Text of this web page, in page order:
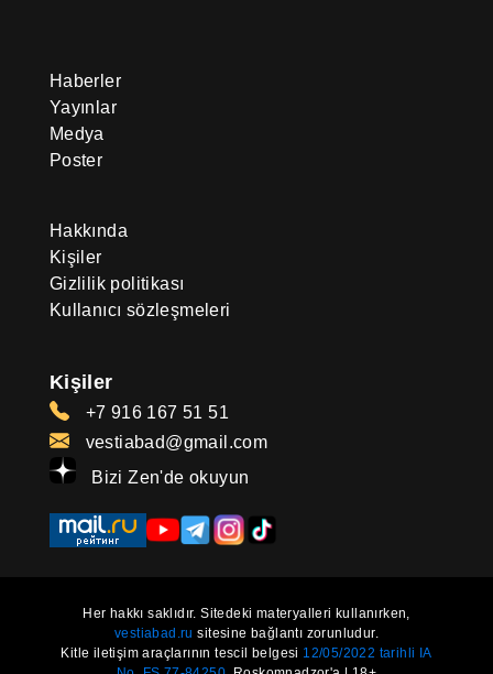
Haberler
Yayınlar
Medya
Poster
Hakkında
Kişiler
Gizlilik politikası
Kullanıcı sözleşmeleri
Kişiler
+7 916 167 51 51
vestiabad@gmail.com
Bizi Zen'de okuyun
Her hakkı saklıdır. Sitedeki materyalleri kullanırken,
vestiabad.ru sitesine bağlantı zorunludur.
Kitle iletişim araçlarının tescil belgesi 12/05/2022 tarihli IA